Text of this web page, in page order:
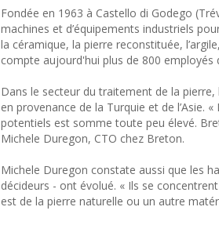
Fondée en 1963 à Castello di Godego
machines et d’équipements industriels
la céramique, la pierre reconstituée,
compte aujourd'hui plus de 800
Dans le secteur du traitement de la
en provenance de la Turquie et de l’Asie.
potentiels est somme toute peu élevé.
Michele Duregon, CTO chez Breton.
Michele Duregon constate aussi que les
décideurs - ont évolué. « Ils se
est de la pierre naturelle ou un autre